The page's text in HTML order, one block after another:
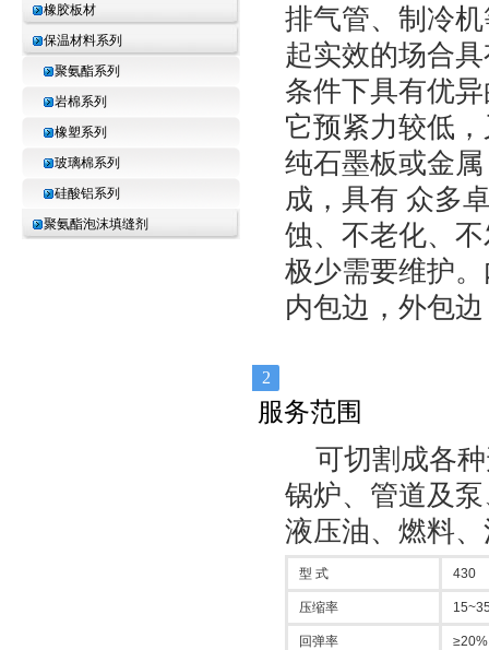
橡胶板材
保温材料系列
聚氨酯系列
岩棉系列
橡塑系列
玻璃棉系列
硅酸铝系列
聚氨酯泡沫填缝剂
排气管、制冷
起实效的场合
条件下具有优
它预紧力较低
纯石墨板或金
成，具有 众多
蚀、不老化、
极少需要维护
内包边，外包
2
服务范围
可切割成各
锅炉、管道及
液压油、燃料
型 式 430
压缩率
回弹率 ≥20%